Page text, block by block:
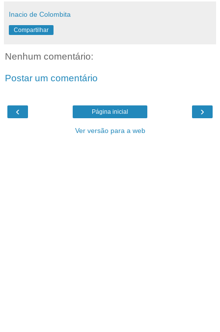
Inacio de Colombita
Compartilhar
Nenhum comentário:
Postar um comentário
‹ ›
Página inicial
Ver versão para a web